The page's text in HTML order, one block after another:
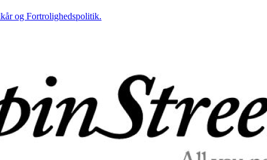
og Fortrolighedspolitik.